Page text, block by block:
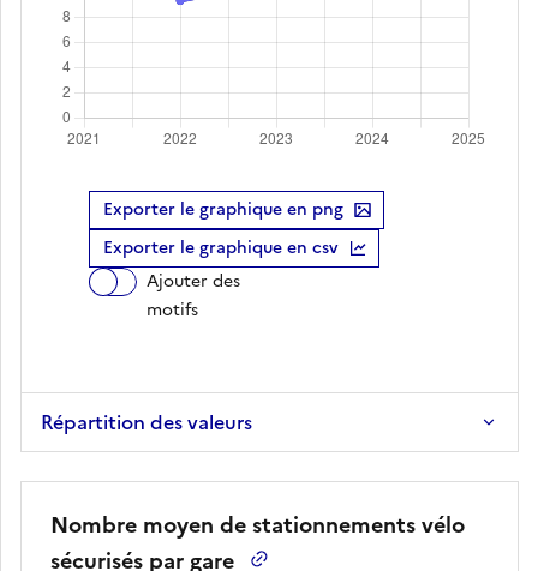
Exporter le graphique en png
Exporter le graphique en csv
Ajouter des
motifs
Répartition des valeurs
Nombre moyen de stationnements vélo
sécurisés par gare